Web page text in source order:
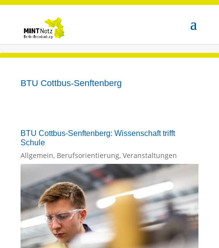
BTU Cottbus-Senftenberg
BTU Cottbus-Senftenberg: Wissenschaft trifft
Schule
Allgemein, Berufsorientierung, Veranstaltungen